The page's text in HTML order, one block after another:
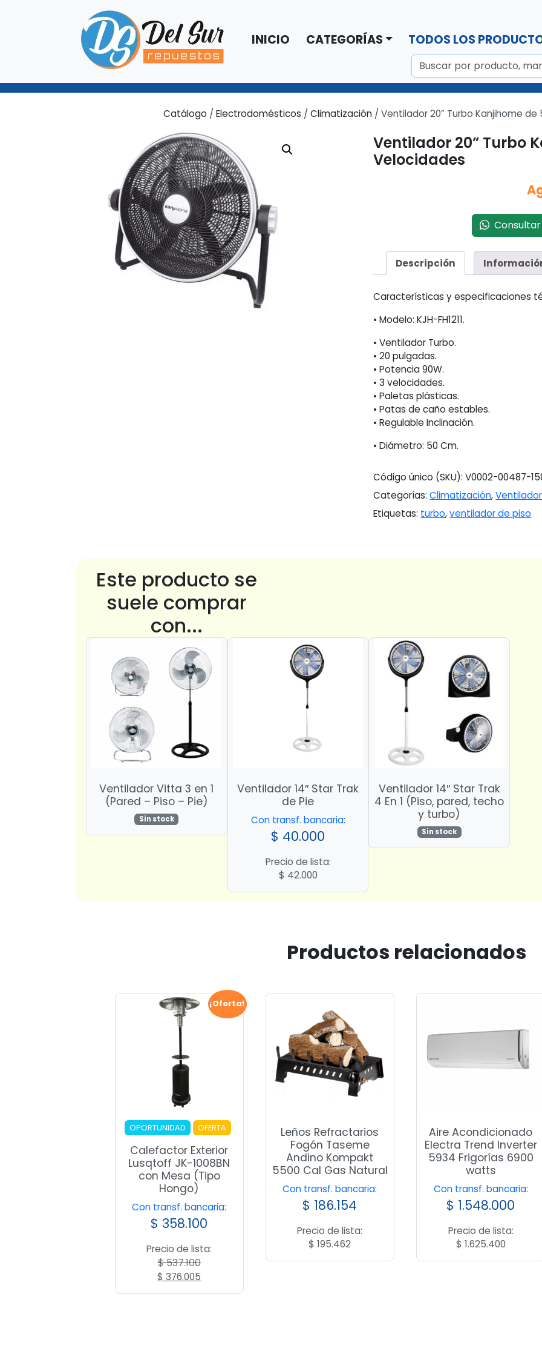
INICIO CATEGORÍAS TODOS LOS
Catálogo / Electrodomésticos / Climatización/ Ventilador 20” Turbo Kanjihome de
Ventilador 20” Turbo
Velocidades
Consultar
Descripción
Características y especificaciones
• Modelo: KJH-FH1211.
• Ventilador Turbo.
• 20 pulgadas.
• Potencia 90W.
• 3 velocidades.
• Paletas plásticas.
• Patas de caño estables.
• Regulable Inclinación.
• Diámetro: 50 Cm.
Código único (SKU):V0002-00487-
Categorías:Climatización,
Etiquetas: turbo,ventilador de piso
Este producto se
suele comprar
con...
Ventilador Vitta 3 en 1
(Pared – Piso – Pie)
Sin stock
Ventilador 14″ Star Trak
de Pie
Con transf. bancaria:
$ 40.000
Precio de lista:
$ 42.000
Ventilador 14″ Star Trak
4 En 1 (Piso, pared, techo
y turbo)
Sin stock
Productos relacionados
¡Oferta!
OPORTUNIDAD OFERTA
Calefactor Exterior
Lusqtoff JK-1008BN
con Mesa (Tipo
Hongo)
Con transf. bancaria:
$ 358.100
Precio de lista:
$537.100
El
$ 376.005
Leños Refractarios
Fogón Taseme
Andino Kompakt
5500 Cal Gas Natural
Con transf. bancaria:
$ 186.154
Precio de lista:
$ 195.462
Aire Acondicionado
Electra Trend Inverter
5934 Frigorías 6900
watts
Con transf. bancaria:
$ 1.548.000
Precio de lista:
$ 1.625.400